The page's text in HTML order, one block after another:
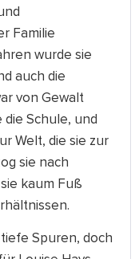
Familie
wurde sie
auch die
von Gewalt
die Schule, und
Welt, die sie zur
sie nach
kaum Fuß
Spuren, doch